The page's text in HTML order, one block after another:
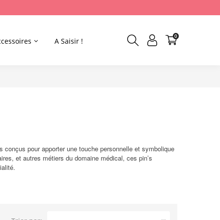
A Saisir !
0
pour apporter une touche personnelle et symbolique
et autres métiers du domaine médical, ces pin’s